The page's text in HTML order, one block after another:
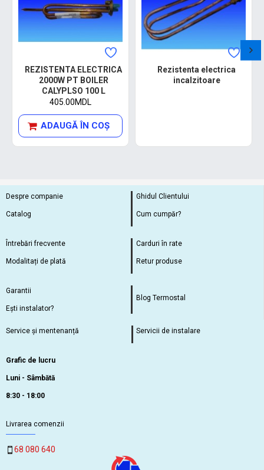
REZISTENTA ELECTRICA
2000W PT BOILER
CALYPLSO 100 L
405.00MDL
ADAUGĂ ÎN COŞ
Rezistenta electrica
incalzitoare
Despre companie
Catalog
Ghidul Clientului
Cum cumpăr?
Întrebări frecvente
Modalitați de plată
Carduri în rate
Retur produse
Garantii
Ești instalator?
Blog Termostal
Service și mentenanță Servicii de instalare
Grafic de lucru
Luni - Sâmbătă
8:30 - 18:00
Livrarea comenzii
68 080 640